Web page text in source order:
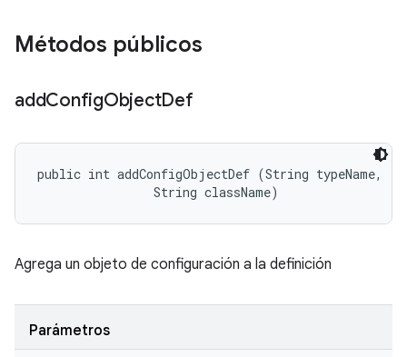
Métodos públicos
addConfigObjectDef
public int addConfigObjectDef (String typeName,
                String className)
Agrega un objeto de configuración a la definición
Parámetros